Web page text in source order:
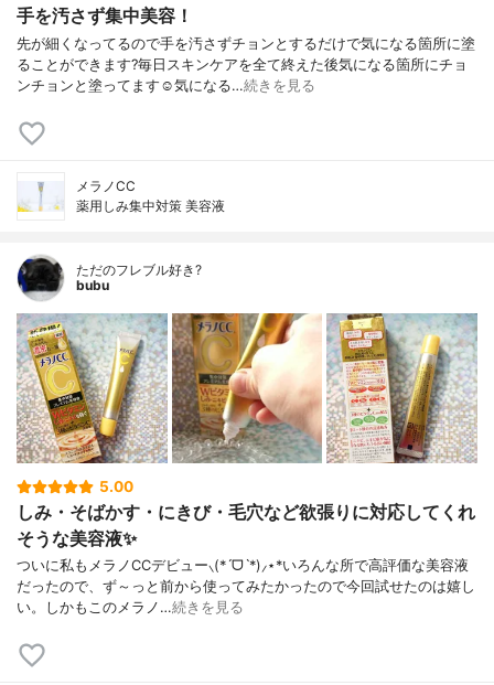
手を汚さず集中美容！
先が細くなってるので手を汚さずチョンとするだけで気になる箇所に塗
ることができます?毎日スキンケアを全て終えた後気になる箇所にチョ
ンチョンと塗ってます☺️気になる…続きを見る
メラノCC
薬用しみ集中対策 美容液
ただのフレブル好き?
bubu
5.00
しみ・そばかす・にきび・毛穴など欲張りに対応してくれ
そうな美容液✨
ついに私もメラノCCデビュー⸜(*ˊᗜˋ*)⸝⋆*いろんな所で高評価な美容液
だったので、ず～っと前から使ってみたかったので今回試せたのは嬉し
い。しかもこのメラノ…続きを見る